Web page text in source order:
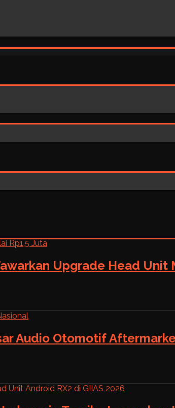
Upgrade Head Unit
Audio Otomotif